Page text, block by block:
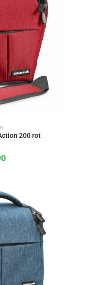
200 rot